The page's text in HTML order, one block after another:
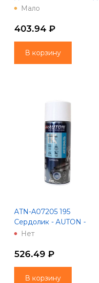
- Аэрозоль "Автон"
Мало
403.94 ₽
В корзину
ATN-A07205 195
Сердолик - AUTON -
Автоэмаль металлик -
Нет
526.49 ₽
В корзину